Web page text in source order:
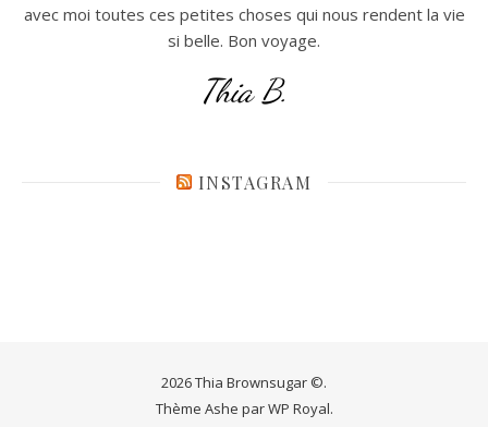
avec moi toutes ces petites choses qui nous rendent la vie
si belle. Bon voyage.
Thia B.
INSTAGRAM
2026 Thia Brownsugar ©.
Thème Ashe parWP Royal.